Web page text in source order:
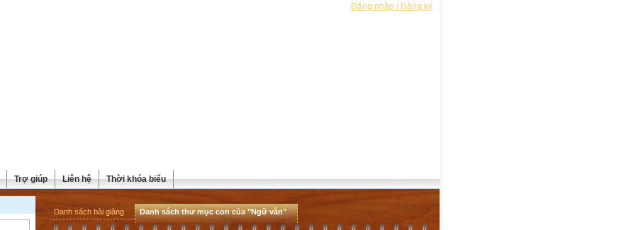
Đăng nhập / Đăng ký
Trợ giúp Liên hệ Thời khóa biểu
Danh sách bài giảng Danh sách thư mục con của "Ngữ văn"